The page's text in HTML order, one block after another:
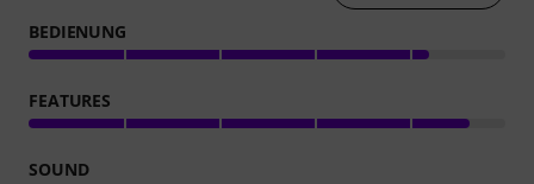
BEDIENUNG
FEATURES
SOUND